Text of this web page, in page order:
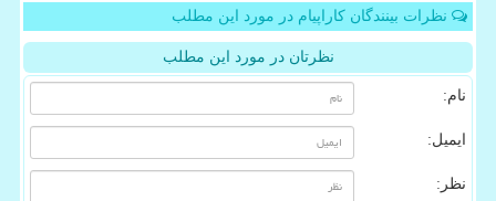
نظرات بینندگان کاراپیام در مورد این مطلب
نظرتان در مورد این مطلب
نام:
ایمیل:
نظر: